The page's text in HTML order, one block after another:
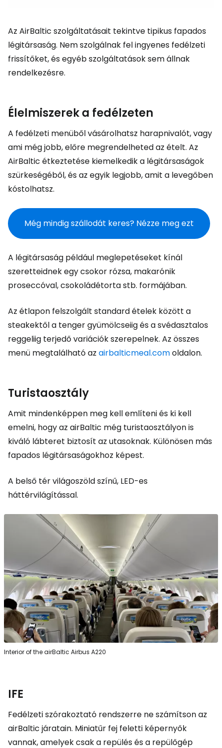
Az AirBaltic szolgáltatásait tekintve tipikus fapados
légitársaság. Nem szolgálnak fel ingyenes fedélzeti
frissítőket, és egyéb szolgáltatások sem állnak
rendelkezésre.
Élelmiszerek a fedélzeten
A fedélzeti menüből vásárolhatsz harapnivalót, vagy
ami még jobb, előre megrendelheted az ételt. Az
AirBaltic étkeztetése kiemelkedik a légitársaságok
szürkeségéből, és az egyik legjobb, amit a levegőben
kóstolhatsz.
Még mindig szállodát keres? Nézze meg ezt
A légitársaság például meglepetéseket kínál
szeretteidnek egy csokor rózsa, makarónik
proseccóval, csokoládétorta stb. formájában.
Az étlapon felszolgált standard ételek között a
steakektől a tenger gyümölcseiig és a svédasztalos
reggeliig terjedő variációk szerepelnek. Az összes
menü megtalálható az airbalticmeal.comoldalon.
Turistaosztály
Amit mindenképpen meg kell említeni és ki kell
emelni, hogy az airBaltic még turistaosztályon is
kiváló lábteret biztosít az utasoknak. Különösen más
fapados légitársaságokhoz képest.
A belső tér világoszöld színű, LED-es
háttérvilágítással.
Interior of the airBaltic Airbus A220
IFE
Fedélzeti szórakoztató rendszerre ne számítson az
airBaltic járatain. Miniatűr fej feletti képernyők
vannak, amelyek csak a repülés és a repülőgép